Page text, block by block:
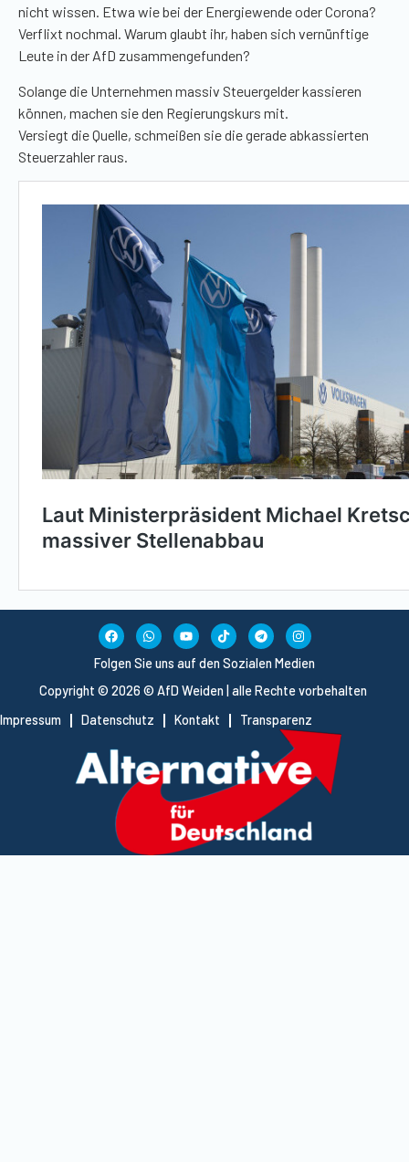
nicht wissen. Etwa wie bei der Energiewende oder Corona?
Verflixt nochmal. Warum glaubt ihr, haben sich vernünftige
Leute in der AfD zusammengefunden?
Solange die Unternehmen massiv Steuergelder kassieren
können, machen sie den Regierungskurs mit.
Versiegt die Quelle, schmeißen sie die gerade abkassierten
Steuerzahler raus.
Copyright © 2026 © AfD Weiden | alle Rechte vorbehalten
Impressum
Datenschutz Kontakt Transparenz
Folgen Sie uns auf den Sozialen Medien